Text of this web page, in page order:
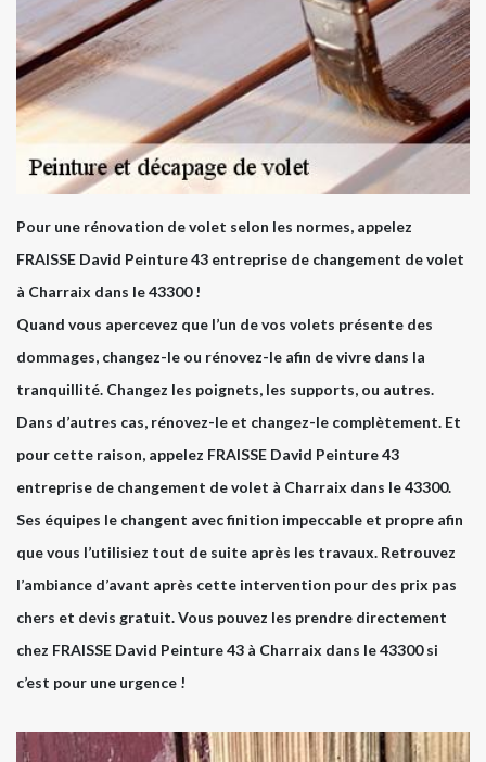
Pour une rénovation de volet selon les normes, appelez
FRAISSE David Peinture 43 entreprise de changement de volet
à Charraix dans le 43300 !
Quand vous apercevez que l’un de vos volets présente des
dommages, changez-le ou rénovez-le afin de vivre dans la
tranquillité. Changez les poignets, les supports, ou autres.
Dans d’autres cas, rénovez-le et changez-le complètement. Et
pour cette raison, appelez FRAISSE David Peinture 43
entreprise de changement de volet à Charraix dans le 43300.
Ses équipes le changent avec finition impeccable et propre afin
que vous l’utilisiez tout de suite après les travaux. Retrouvez
l’ambiance d’avant après cette intervention pour des prix pas
chers et devis gratuit. Vous pouvez les prendre directement
chez FRAISSE David Peinture 43 à Charraix dans le 43300 si
c’est pour une urgence !